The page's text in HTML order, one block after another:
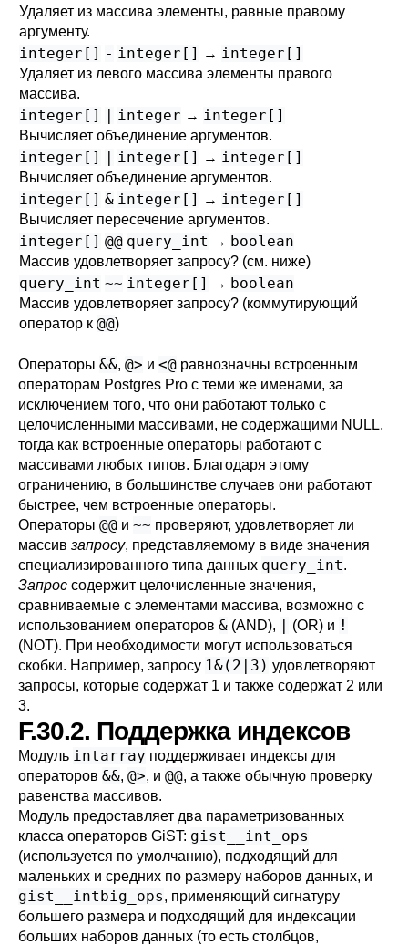
Удаляет из массива элементы, равные правому
аргументу.
integer[] - integer[] → integer[]
Удаляет из левого массива элементы правого
массива.
integer[] | integer → integer[]
Вычисляет объединение аргументов.
integer[] | integer[] → integer[]
Вычисляет объединение аргументов.
integer[] & integer[] → integer[]
Вычисляет пересечение аргументов.
integer[] @@ query_int → boolean
Массив удовлетворяет запросу? (см. ниже)
query_int ~~ integer[] → boolean
Массив удовлетворяет запросу? (коммутирующий
оператор к @@)
Операторы &&, @> и <@ равнозначны встроенным
операторам Postgres Pro с теми же именами, за
исключением того, что они работают только с
целочисленными массивами, не содержащими NULL,
тогда как встроенные операторы работают с
массивами любых типов. Благодаря этому
ограничению, в большинстве случаев они работают
быстрее, чем встроенные операторы.
Операторы @@ и ~~ проверяют, удовлетворяет ли
массив запросу, представляемому в виде значения
специализированного типа данных query_int.
Запрос содержит целочисленные значения,
сравниваемые с элементами массива, возможно с
использованием операторов & (AND), | (OR) и !
(NOT). При необходимости могут использоваться
скобки. Например, запросу 1&(2|3) удовлетворяют
запросы, которые содержат 1 и также содержат 2 или
3.
F.30.2. Поддержка индексов
Модуль intarray поддерживает индексы для
операторов &&, @>, и @@, а также обычную проверку
равенства массивов.
Модуль предоставляет два параметризованных
класса операторов GiST: gist__int_ops
(используется по умолчанию), подходящий для
маленьких и средних по размеру наборов данных, и
gist__intbig_ops, применяющий сигнатуру
большего размера и подходящий для индексации
больших наборов данных (то есть столбцов,